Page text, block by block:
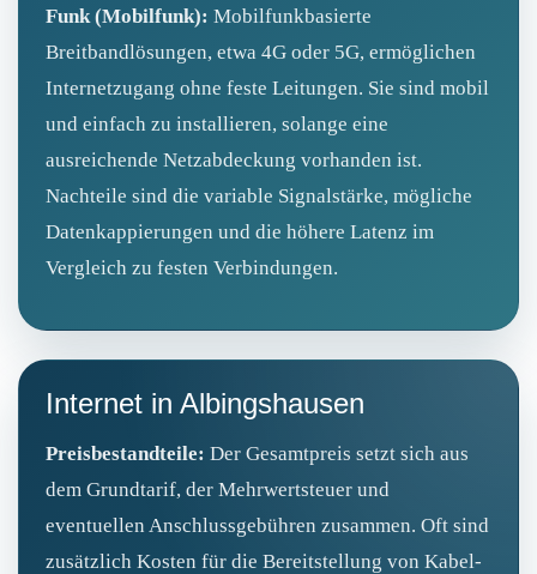
Funk (Mobilfunk): Mobilfunkbasierte
Breitbandlösungen, etwa 4G oder 5G, ermöglichen
Internetzugang ohne feste Leitungen. Sie sind mobil
und einfach zu installieren, solange eine
ausreichende Netzabdeckung vorhanden ist.
Nachteile sind die variable Signalstärke, mögliche
Datenkappierungen und die höhere Latenz im
Vergleich zu festen Verbindungen.
Internet in Albingshausen
Preisbestandteile: Der Gesamtpreis setzt sich aus
dem Grundtarif, der Mehrwertsteuer und
eventuellen Anschlussgebühren zusammen. Oft sind
zusätzlich Kosten für die Bereitstellung von Kabel-